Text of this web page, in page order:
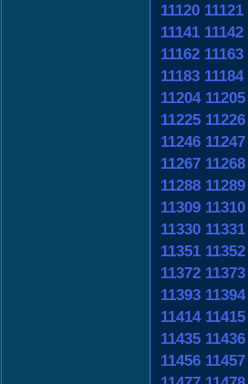
11120 11121
11141 11142
11162 11163
11183 11184
11204 11205
11225 11226
11246 11247
11267 11268
11288 11289
11309 11310
11330 11331
11351 11352
11372 11373
11393 11394
11414 11415
11435 11436
11456 11457